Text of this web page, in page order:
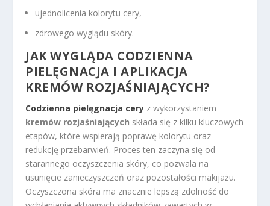
ujednolicenia kolorytu cery,
zdrowego wyglądu skóry.
JAK WYGLĄDA CODZIENNA
PIELĘGNACJA I APLIKACJA
KREMÓW ROZJAŚNIAJĄCYCH?
Codzienna pielęgnacja cery z wykorzystaniem
kremów rozjaśniających składa się z kilku kluczowych
etapów, które wspierają poprawę kolorytu oraz
redukcję przebarwień. Proces ten zaczyna się od
starannego oczyszczenia skóry, co pozwala na
usunięcie zanieczyszczeń oraz pozostałości makijażu.
Oczyszczona skóra ma znacznie lepszą zdolność do